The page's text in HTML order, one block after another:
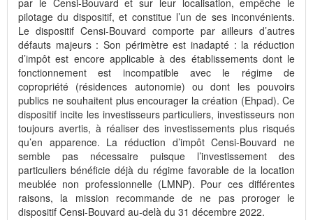
par le Censi-Bouvard et sur leur localisation, empêche le
pilotage du dispositif, et constitue l’un de ses inconvénients.
Le dispositif Censi-Bouvard comporte par ailleurs d’autres
défauts majeurs : Son périmètre est inadapté : la réduction
d’impôt est encore applicable à des établissements dont le
fonctionnement est incompatible avec le régime de
copropriété (résidences autonomie) ou dont les pouvoirs
publics ne souhaitent plus encourager la création (Ehpad). Ce
dispositif incite les investisseurs particuliers, investisseurs non
toujours avertis, à réaliser des investissements plus risqués
qu’en apparence. La réduction d’impôt Censi-Bouvard ne
semble pas nécessaire puisque l’investissement des
particuliers bénéficie déjà du régime favorable de la location
meublée non professionnelle (LMNP). Pour ces différentes
raisons, la mission recommande de ne pas proroger le
dispositif Censi-Bouvard au-delà du 31 décembre 2022.